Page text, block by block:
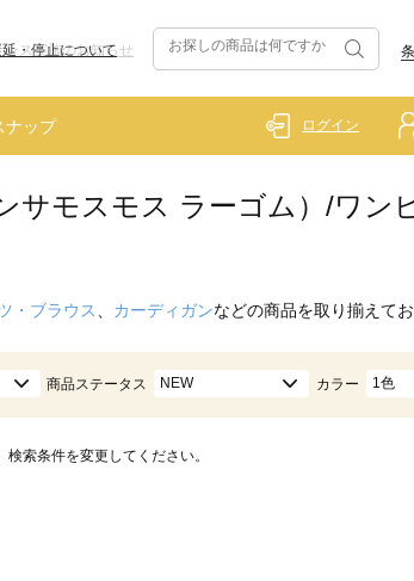
ス実施のお知らせ
ナップ ログイン
サモスモス ラーゴム）/ワン
・ブラウス カーディガンなどの商品を取り揃えてお
商品ステータス NEW カラー 1色
索条件を変更してください。